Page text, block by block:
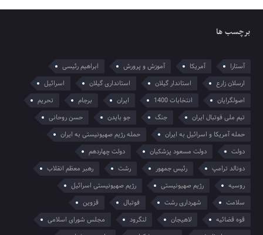
برچسب ها
آستارا آمریکا آموزش و پرورش
ابراهیم رئیسی
ارسلان زارع
استاندار گیلان استانداری گیلان
اسرائیل
اصولگرایان
انتخابات 1400 ایران برجام
تحریم
تیم ملی فوتبال ایران
جنگ جو بایدن
حسن روحانی
حمله آمریکا و اسرائیل به ایران
حمله رژیم صهیونیستی به ایران
دولت
دولت مسعود پزشکیان
دولت چهاردهم
دونالد ترامپ
رئیس جمهور رشت
رهبر معظم انقلاب
روسیه
رژیم صهیونیستی
رژیم صهیونیستی اسرائیل
سلامت
شهرداری رشت فوتبال
قزوین
قوه قضائیه
لاهیجان لنگرود
مجلس شورای اسلامی